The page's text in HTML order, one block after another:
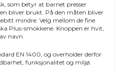
som betyr at barnet presser
bliver brukt. På den måten bliver
mindre. Velg mellom de fine
Plus-smokkene. Knoppen er hvit,
navn.
EN 1400, og overholder derfor
funksjonalitet og miljø.